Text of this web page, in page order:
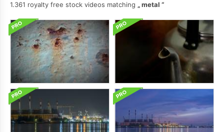
1.361 royalty free stock videos matching
metal